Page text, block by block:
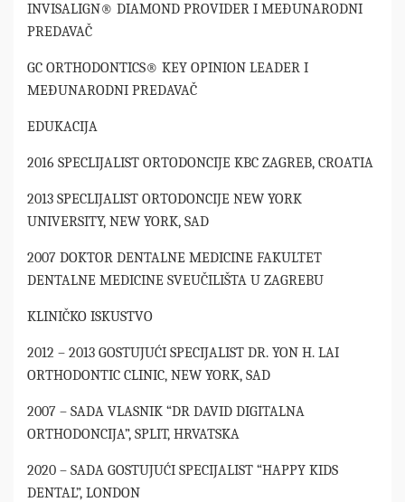
INVISALIGN® DIAMOND PROVIDER I MEĐUNARODNI
PREDAVAČ
GC ORTHODONTICS® KEY OPINION LEADER I
MEĐUNARODNI PREDAVAČ
EDUKACIJA
2016 SPECLIJALIST ORTODONCIJE KBC ZAGREB, CROATIA
2013 SPECLIJALIST ORTODONCIJE NEW YORK
UNIVERSITY, NEW YORK, SAD
2007 DOKTOR DENTALNE MEDICINE FAKULTET
DENTALNE MEDICINE SVEUČILIŠTA U ZAGREBU
KLINIČKO ISKUSTVO
2012 – 2013 GOSTUJUĆI SPECIJALIST DR. YON H. LAI
ORTHODONTIC CLINIC, NEW YORK, SAD
2007 – SADA VLASNIK “DR DAVID DIGITALNA
ORTHODONCIJA”, SPLIT, HRVATSKA
2020 – SADA GOSTUJUĆI SPECIJALIST “HAPPY KIDS
DENTAL”, LONDON